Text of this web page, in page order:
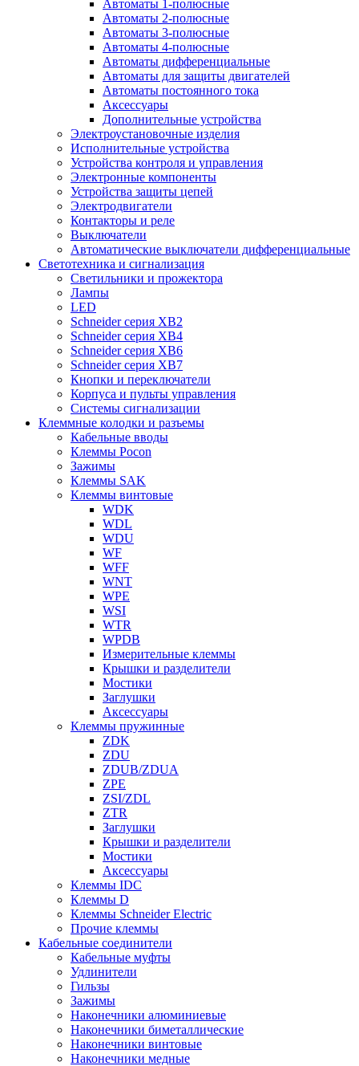
Автоматы 1-полюсные
Автоматы 2-полюсные
Автоматы 3-полюсные
Автоматы 4-полюсные
Автоматы дифференциальные
Автоматы для защиты двигателей
Автоматы постоянного тока
Аксессуары
Дополнительные устройства
Электроустановочные изделия
Исполнительные устройства
Устройства контроля и управления
Электронные компоненты
Устройства защиты цепей
Электродвигатели
Контакторы и реле
Выключатели
Автоматические выключатели дифференциальные
Светотехника и сигнализация
Светильники и прожектора
Лампы
LED
Schneider серия XB2
Schneider серия XB4
Schneider серия XB6
Schneider серия XB7
Кнопки и переключатели
Корпуса и пульты управления
Системы сигнализации
Клеммные колодки и разъемы
Кабельные вводы
Клеммы Pocon
Зажимы
Клеммы SAK
Клеммы винтовые
WDK
WDL
WDU
WF
WFF
WNT
WPE
WSI
WTR
WPDB
Измерительные клеммы
Крышки и разделители
Мостики
Заглушки
Аксессуары
Клеммы пружинные
ZDK
ZDU
ZDUB/ZDUA
ZPE
ZSI/ZDL
ZTR
Заглушки
Крышки и разделители
Мостики
Аксессуары
Клеммы IDC
Клеммы D
Клеммы Schneider Electric
Прочие клеммы
Кабельные соединители
Кабельные муфты
Удлинители
Гильзы
Зажимы
Наконечники алюминиевые
Наконечники биметаллические
Наконечники винтовые
Наконечники медные